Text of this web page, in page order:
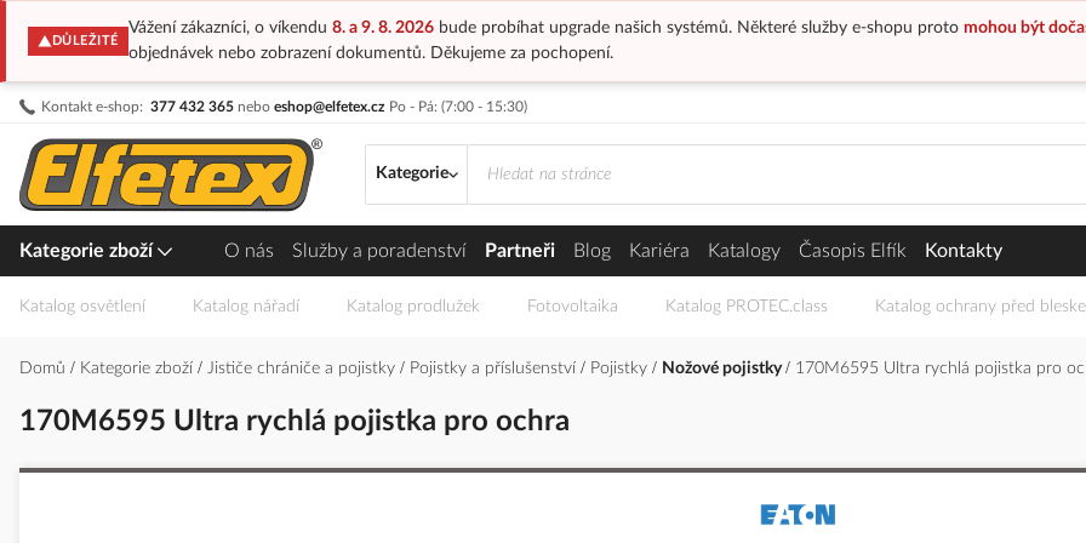
DŮLEŽITÉ
Vážení zákazníci, o víkendu 8. a 9. 8. 2026bude probíhat upgrade našich systémů. Některé služby e-shopu proto mohou být
objednávek nebo zobrazení dokumentů. Děkujeme za pochopení.
Kontakt e-shop: 377 432 365 nebo eshop@elfetex.cz Po - Pá: (7:00 - 15:30)
Přejít
obsah
Kategorie
Kategorie zboží O nás Služby a poradenství Partneři Blog Kariéra Katalogy Časopis Elfík Kontakty
Katalog osvětlení Katalog nářadí Katalog prodlužek Fotovoltaika Katalog PROTEC.class Katalog ochrany před
Domů Kategorie zboží Jističe chrániče a pojistky Pojistky a příslušenství Pojistky Nožové pojistky 170M6595 Ultra rychlá pojistka pro
170M6595 Ultra rychlá pojistka pro ochra